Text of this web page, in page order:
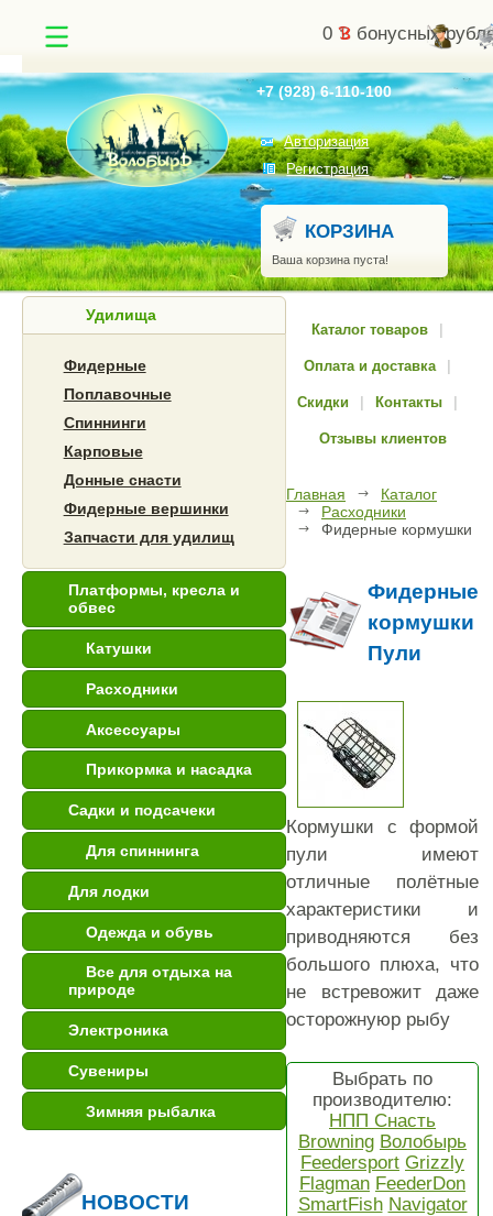
0 бонусных
Авторизация
Регистрация
+7 (928) 6-110-100
КОРЗИНА
Ваша корзина пуста!
Найти
Удилища
Фидерные
Поплавочные
Спиннинги
Карповые
Донные снасти
Фидерные вершинки
Запчасти для удилищ
Платформы, кресла и
обвес
Катушки
Расходники
Аксессуары
Прикормка и насадка
Садки и подсачеки
Для спиннинга
Для лодки
Одежда и обувь
Все для отдыха на
природе
Электроника
Сувениры
Зимняя рыбалка
НОВОСТИ
Каталог товаров
Оплата и доставка
Скидки Контакты
Отзывы клиентов
Главная
Каталог
Расходники
Фидерные кормушки
Фидерные
кормушки
Пули
Кормушки с формой
пули имеют
отличные полётные
характеристики и
приводняются без
большого плюха, что
не встревожит даже
осторожнуюр рыбу
Выбрать по
производителю:
НПП Снасть
Browning Волобырь
Feedersport Grizzly
Flagman FeederDon
SmartFish Navigator